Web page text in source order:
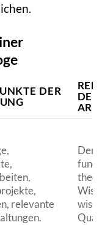
DER
DEN
relevante